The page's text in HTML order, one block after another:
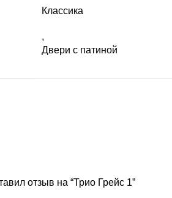
Классика
,
Двери с патиной
отзыв на “Трио Грейс 1”